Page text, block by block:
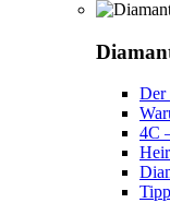
Der
4C